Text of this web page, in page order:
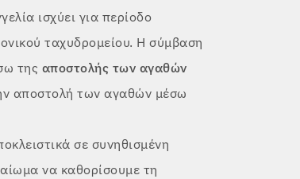
ισχύει για περίοδο
ταχυδρομείου. Η σύμβαση
της αποστολής των αγαθών
αποστολή των αγαθών μέσω
σε συνηθισμένη
να καθορίσουμε τη